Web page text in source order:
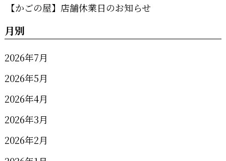
【かごの屋】店舗休業日のお知らせ
月別
2026年7月
2026年5月
2026年4月
2026年3月
2026年2月